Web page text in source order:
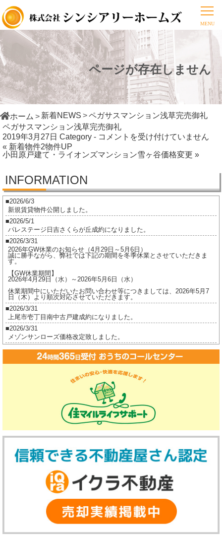
ページが存在しません
ホーム 新着NEWS
ペガサスマンション浅草完売御礼
ペガサスマンション浅草完売御礼
2019年3月27日 Category - ペ
サ
ン
ン
草
売
御
礼
は
コメントを受け付けていません
« 新着物件2物件UP
小田原戸建て・ライオンズマンション雪ヶ谷価格変更 »
INFORMATION
2026/6/3
新規賃貸物件公開しました。
2026/5/1
パレステージ日吉さくらが丘成約になりました。
2026/3/31
2026年GW休業のお知らせ（4月29日～5月6日）
誠に勝手ながら、弊社では下記の期間を冬季休業とさせていただきま
す。
【GW休業期間】
2026年4月29日（水）～2026年5月6日（水）
休業期間中にいただいたお問い合わせ等につきましては、2026年5月7
日（木）より順次対応させていただきます。
2026/3/31
上尾市壱丁目南中古戸建成約になりました。
2026/3/31
メゾンサンローズ価格改定致しました。
2026/3/16
ジオ茅ヶ崎フレシアご成約になりました。
ジオ茅ヶ崎フレシア価格改定しました。
プレイスヴィラ喜多見成約になりました。
賃貸物件公開しました。
2025年冬季休業のお知らせ（12月27日～1月5日）
す。
【冬季休業期間】
休業期間中にいただいたお問い合わせ等につきましては、2026年1月6
日（火）より順次対応させていただきます。
パレステージ日吉さくらが丘価格改定しました。
新規物件公開しました。
2025/9/29